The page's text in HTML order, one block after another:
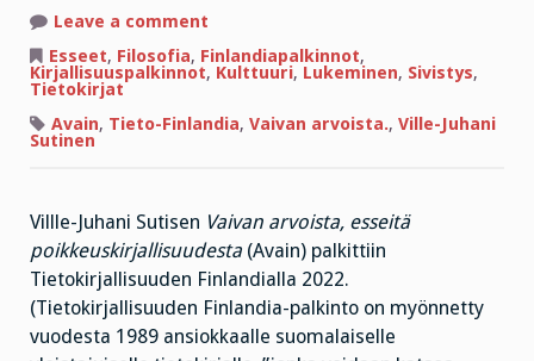
Leave a comment
on
vaivan
ja
arvoista?
Esseet, Filosofia, Finlandiapalkinnot,
Kirjallisuuspalkinnot, Kulttuuri, Lukeminen, Sivistys,
Tietokirjat
Avain, Tieto-Finlandia, Vaivan arvoista., Ville-Juhani
Sutinen
Villle-Juhani Sutisen Vaivan arvoista, esseitä
poikkeuskirjallisuudesta (Avain) palkittiin
Tietokirjallisuuden Finlandialla 2022.
(Tietokirjallisuuden Finlandia-palkinto on myönnetty
vuodesta 1989 ansiokkaalle suomalaiselle